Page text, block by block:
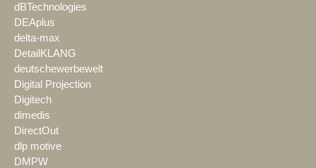
dBTechnologies
DEAplus
delta-max
DetailKLANG
deutschewerbewelt
Digital Projection
Digitech
dimedis
DirectOut
dlp motive
DMPW